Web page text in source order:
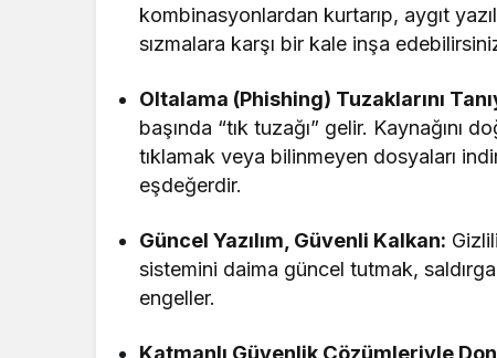
kombinasyonlardan kurtarıp, aygıt
sızmalara karşı bir kale inşa
Oltalama (Phishing) Tuzaklarını
başında “tık tuzağı” gelir. Kaynağını
tıklamak veya bilinmeyen dosyaları
eşdeğerdir.
Güncel Yazılım, Güvenli Kalkan:
sistemini daima güncel tutmak,
engeller.
Katmanlı Güvenlik Çözümleriyle